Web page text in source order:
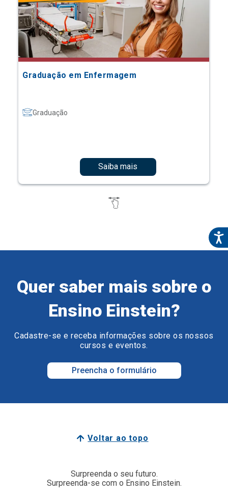
Graduação em Enfermagem
Graduação
Saiba mais
Quer saber mais sobre o
Ensino Einstein?
Cadastre-se e receba informações sobre os nossos
cursos e eventos.
Preencha o formulário
Voltar ao topo
Surpreenda o seu futuro.
Surpreenda-se com o Ensino Einstein.